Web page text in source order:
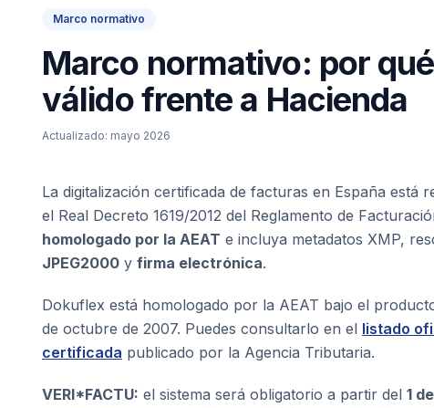
Marco normativo
Marco normativo: por
válido frente a Hacienda
Actualizado: mayo 2026
La digitalización certificada de facturas en España está
el Real Decreto 1619/2012 del Reglamento de
homologado por la AEAT e incluya metadatos XMP,
JPEG2000 y firma electrónica.
Dokuflex está homologado por la AEAT bajo el
de octubre de 2007. Puedes consultarlo en el listado
certificada publicado por la Agencia Tributaria.
VERI*FACTU: el sistema será obligatorio a partir del 1